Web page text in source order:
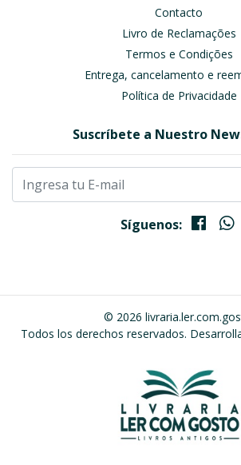
Contacto
Livro de Reclamações
Termos e Condições
Entrega, cancelamento e
Política de Privacidade
Suscríbete a Nuestro
Síguenos:
© 2026
Todos los derechos reservados.